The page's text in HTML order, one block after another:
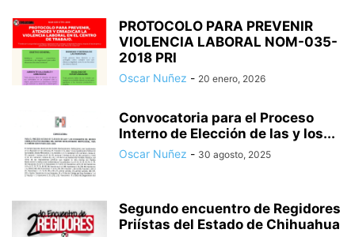
PROTOCOLO PARA PREVENIR
VIOLENCIA LABORAL NOM-035-
2018 PRI
Oscar Nuñez - 20 enero, 2026
Convocatoria para el Proceso
Interno de Elección de las y los...
Oscar Nuñez - 30 agosto, 2025
Segundo encuentro de Regidores
Priístas del Estado de Chihuahua